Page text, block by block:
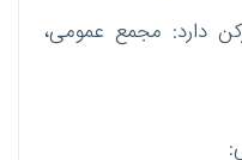
دارد: مجمع عمومی،